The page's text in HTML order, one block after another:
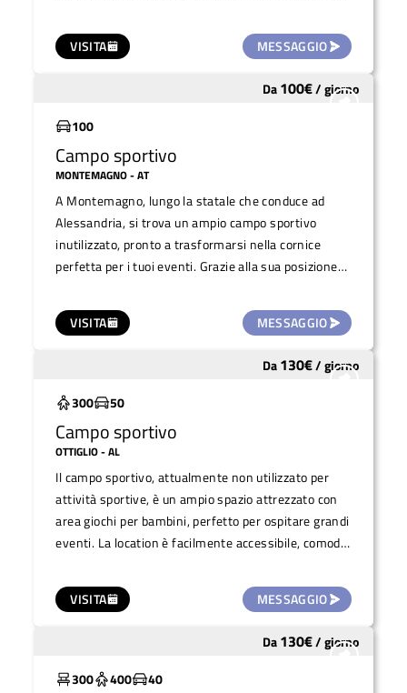
VISITA MESSAGGIO
VISITA MESSAGGIO
Da 100€/giorno
100
Campo sportivo
MONTEMAGNO- AT
A Montemagno, lungo la statale che conduce ad
Alessandria, si trova un ampio campo sportivo
inutilizzato, pronto a trasformarsi nella cornice
perfetta per i tuoi eventi. Grazie alla sua posizione
rappresenta una soluzione ottimale per eventi che
richiedono spazio e visibilità.
VISITA MESSAGGIO
Da 130€/giorno
300
50
Campo sportivo
OTTIGLIO- AL
Il campo sportivo, attualmente non utilizzato per
attività sportive, è un ampio spazio attrezzato con
area giochi per bambini, perfetto per ospitare grandi
eventi. La location è facilmente accessibile, comoda
parcheggio, rendendola ideale per manifestazioni di
vario genere. Un'area versatile che può essere
iniziative all'aperto, in un ambiente spazioso e
funzionale.
Da 130€/giorno
300
400 40